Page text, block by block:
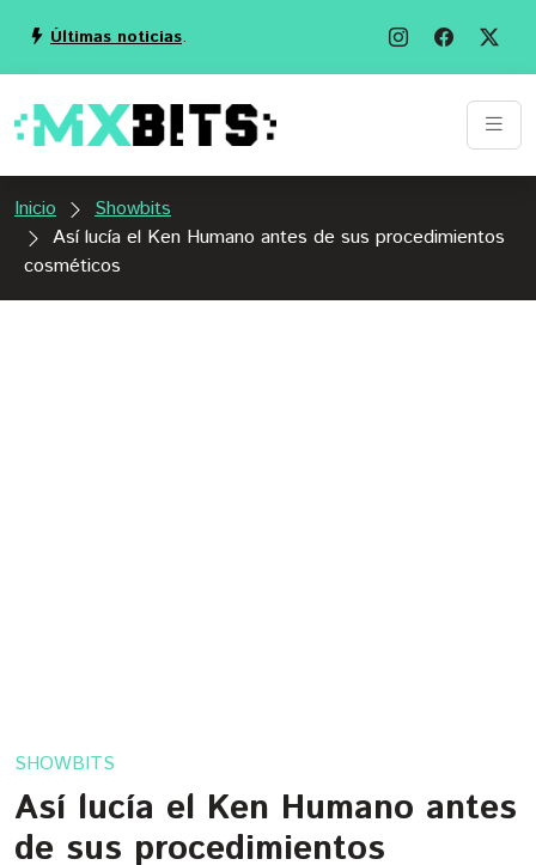
Últimas noticias.
Inicio
Showbits
Así lucía el Ken Humano antes de sus procedimientos
cosméticos
SHOWBITS
Así lucía el Ken Humano antes
de sus procedimientos